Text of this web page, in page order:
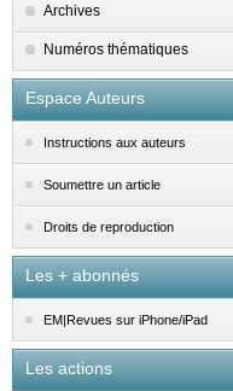
Archives
Numéros thématiques
Espace Auteurs
Instructions aux auteurs
Soumettre un article
Droits de reproduction
Les + abonnés
EM|Revues sur iPhone/iPad
Les actions